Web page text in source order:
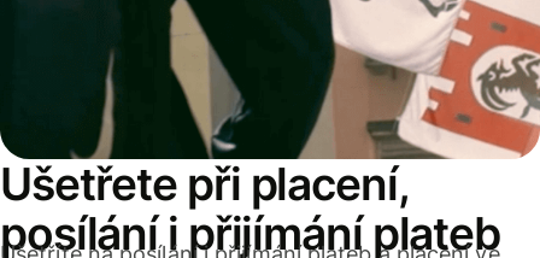
Ušetřete při placení,
posílání i přijímání plateb